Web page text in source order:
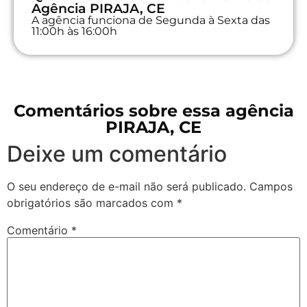
Agência PIRAJA, CE
A agência funciona de Segunda à Sexta das
11:00h às 16:00h
Comentários sobre essa agência
PIRAJA, CE
Deixe um comentário
O seu endereço de e-mail não será publicado. Campos
obrigatórios são marcados com *
Comentário *